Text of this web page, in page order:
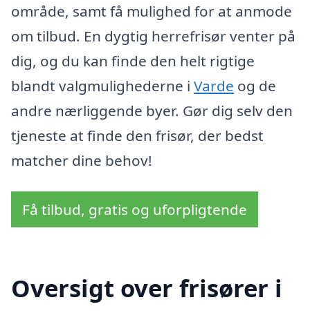
område, samt få mulighed for at anmode
om tilbud. En dygtig herrefrisør venter på
dig, og du kan finde den helt rigtige
blandt valgmulighederne i Varde og de
andre nærliggende byer. Gør dig selv den
tjeneste at finde den frisør, der bedst
matcher dine behov!
Få tilbud, gratis og uforpligtende
Oversigt over frisører i